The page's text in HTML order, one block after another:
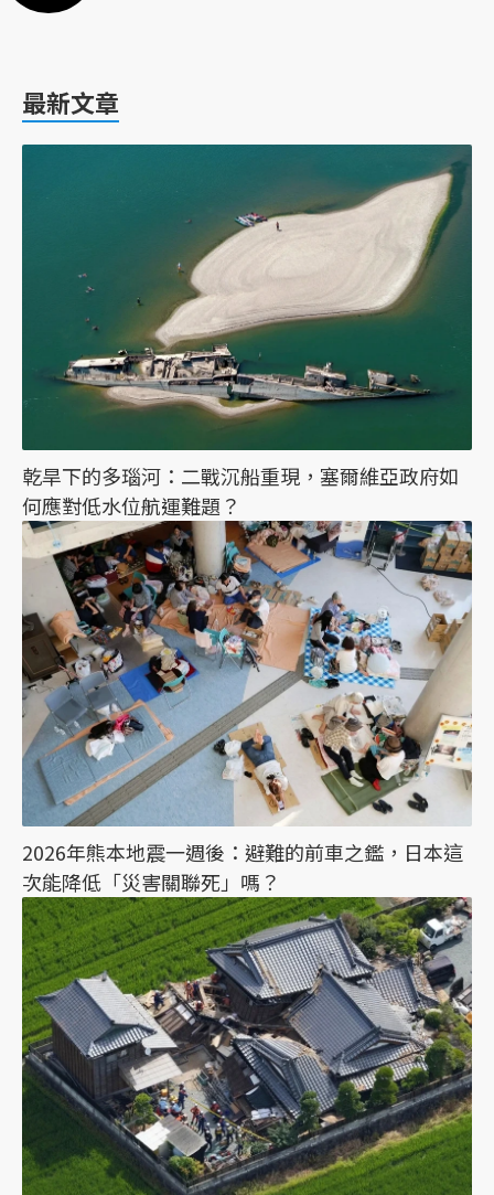
最新文章
乾旱下的多瑙河：二戰沉船重現，塞爾維亞政府如
何應對低水位航運難題？
2026年熊本地震一週後：避難的前車之鑑，日本這
次能降低「災害關聯死」嗎？